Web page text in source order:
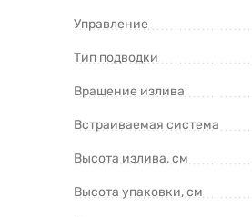
Управление
Тип подводки
Вращение излива
Встраиваемая система
Высота излива, см
Высота упаковки, см